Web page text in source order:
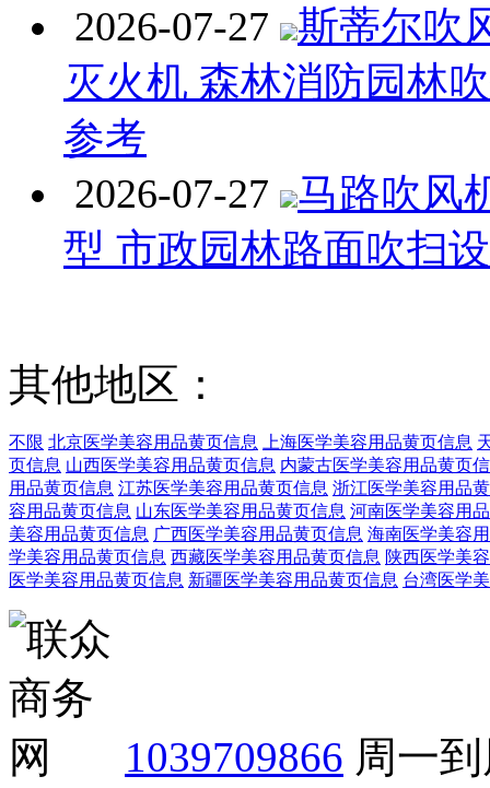
2026-07-27
斯蒂尔吹
灭火机 森林消防园林
参考
2026-07-27
马路吹风
型 市政园林路面吹扫
其他地区：
不限 北京医学美容用品黄页信息 上海医学美容用品黄页信息
页信息 山西医学美容用品黄页信息 内蒙古医学美容用品黄页
用品黄页信息 江苏医学美容用品黄页信息 浙江医学美容用品
容用品黄页信息 山东医学美容用品黄页信息 河南医学美容用
美容用品黄页信息 广西医学美容用品黄页信息 海南医学美容
学美容用品黄页信息 西藏医学美容用品黄页信息 陕西医学美
医学美容用品黄页信息 新疆医学美容用品黄页信息 台湾医学
1039709866 周一